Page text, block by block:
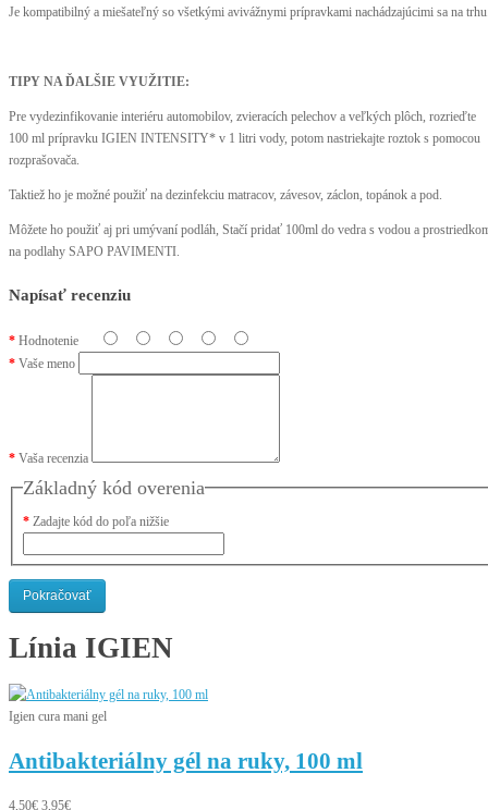
Je kompatibilný a miešateľný so všetkými avivážnymi prípravkami nachádzajúcimi sa na
TIPY NA ĎALŠIE VYUŽITIE:
Pre vydezinfikovanie interiéru automobilov, zvieracích pelechov a veľkých plôch, rozrieďte
100 ml prípravku IGIEN INTENSITY* v 1 litri vody, potom nastriekajte roztok s pomocou
rozprašovača.
Taktiež ho je možné použiť na dezinfekciu matracov, závesov, záclon, topánok a pod.
Môžete ho použiť aj pri umývaní podláh, Stačí pridať 100ml do vedra s vodou a
na podlahy SAPO PAVIMENTI.
Napísať recenziu
Hodnotenie
Vaše meno
Vaša recenzia
Základný kód overenia
Zadajte kód do poľa nižšie
Pokračovať
Línia IGIEN
Igien cura mani gel
Antibakteriálny gél na ruky, 100 ml
4,50€ 3,95€